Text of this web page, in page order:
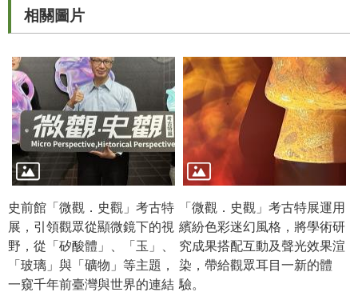
訊
語系
相關圖片
史前館「微觀．史觀」考古特
展，引領觀眾從顯微鏡下的視
野，從「矽酸體」、「玉」、
「玻璃」與「礦物」等主題，
一窺千年前臺灣與世界的連結
「微觀．史觀」考古特展運用
繽紛色彩迷幻風格，將學術研
究成果搭配互動及聲光效果渲
染，帶給觀眾耳目一新的體
驗。